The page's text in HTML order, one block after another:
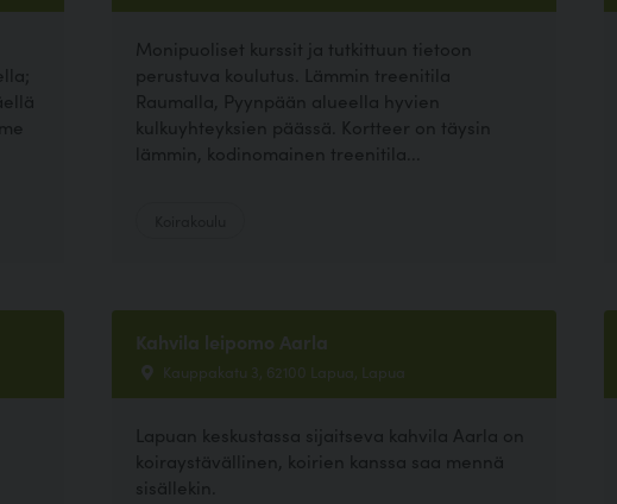
Monipuoliset kurssit ja tutkittuun tietoon
perustuva koulutus. Lämmin treenitila
Raumalla, Pyynpään alueella hyvien
kulkuyhteyksien päässä. Kortteer on täysin
lämmin, kodinomainen treenitila...
Kahvila leipomo Aarla
Kauppakatu 3, 62100 Lapua, Lapua
Lapuan keskustassa sijaitseva kahvila Aarla on
koiraystävällinen, koirien kanssa saa mennä
sisällekin.